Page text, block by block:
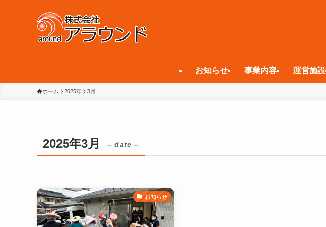
お知らせ 事業内容 運営施設
ホーム 2025年 3月
2025年3月 – date –
お知らせ